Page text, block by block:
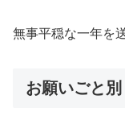
無事平穏な一年を
お願いごと